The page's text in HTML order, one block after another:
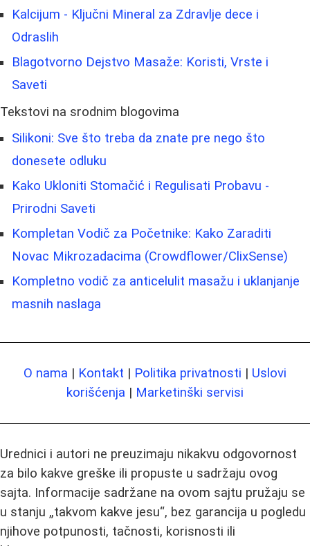
Kalcijum - Ključni Mineral za Zdravlje dece i
Odraslih
Blagotvorno Dejstvo Masaže: Koristi, Vrste i
Saveti
Tekstovi na srodnim blogovima
Silikoni: Sve što treba da znate pre nego što
donesete odluku
Kako Ukloniti Stomačić i Regulisati Probavu -
Prirodni Saveti
Kompletan Vodič za Početnike: Kako Zaraditi
Novac Mikrozadacima (Crowdflower/ClixSense)
Kompletno vodič za anticelulit masažu i uklanjanje
masnih naslaga
O nama | Kontakt | Politika privatnosti | Uslovi
korišćenja | Marketinški servisi
Urednici i autori ne preuzimaju nikakvu odgovornost
za bilo kakve greške ili propuste u sadržaju ovog
sajta. Informacije sadržane na ovom sajtu pružaju se
u stanju „takvom kakve jesu“, bez garancija u pogledu
njihove potpunosti, tačnosti, korisnosti ili